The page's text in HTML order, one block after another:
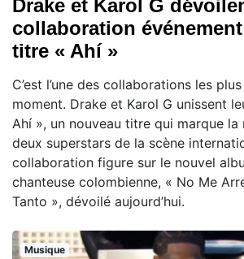
Drake et Karol G
collaboration
titre « Ahí »
C’est l’une des collaborations les
moment. Drake et Karol G unissent
Ahí », un nouveau titre qui marque
deux superstars de la scène
collaboration figure sur le nouvel
chanteuse colombienne, « No Me
Tanto », dévoilé aujourd’hui.
Musique